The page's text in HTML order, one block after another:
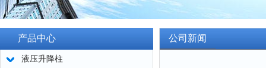
产品中心
液压升降柱
公司新闻